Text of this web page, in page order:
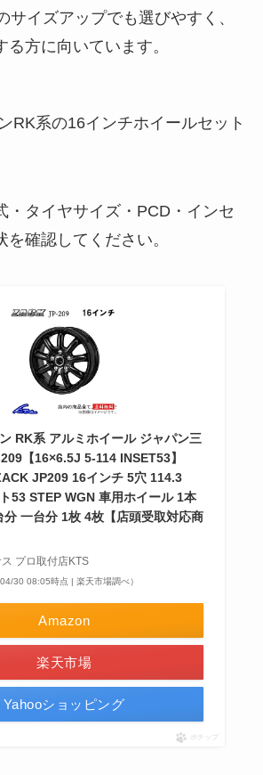
サイズアップでも選びやすく、
方に向いています。
RK系の16インチホイールセット
・タイヤサイズ・PCD・インセ
を確認してください。
RK系 アルミホイール ジャパン三
【16×6.5J 5-114 INSET53】
JP209 16インチ 5穴 114.3
53 STEP WGN 車用ホイール 1本
分 一台分 1枚 4枚【店頭受取対応商
プロ取付店KTS
04/30 08:05時点 | 楽天市場調べ）
Amazon
楽天市場
Yahooショッピング
ポチップ